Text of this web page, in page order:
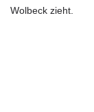
Wolbeck zieht.